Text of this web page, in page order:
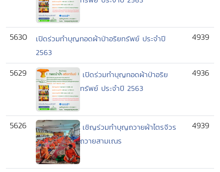
5630
เปิดร่วมทำบุญทอดผ้าป่าอริยทรัพย์ ประจำปี
2563
4939
5629
เปิดร่วมทำบุญทอดผ้าป่าอริย
ทรัพย์ ประจำปี 2563
4936
5626
เชิญร่วมทำบุญถวายผ้าไตรจีวร
ถวายสามเณร
4939